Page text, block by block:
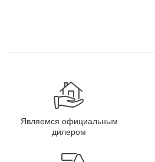
Являемся официальным
дилером